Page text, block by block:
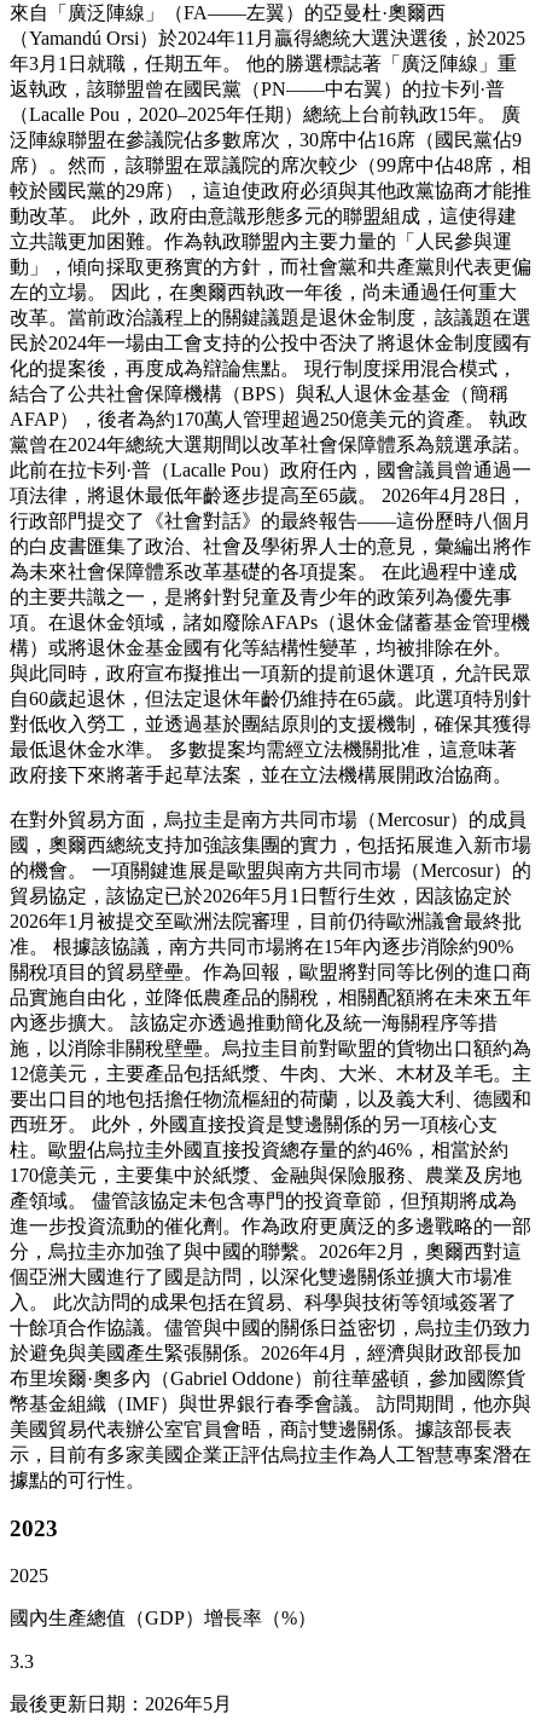
來自「廣泛陣線」（FA——左翼）的亞曼杜·奧爾西
（Yamandú Orsi）於2024年11月贏得總統大選決選後，於2025
年3月1日就職，任期五年。 他的勝選標誌著「廣泛陣線」重
返執政，該聯盟曾在國民黨（PN——中右翼）的拉卡列·普
（Lacalle Pou，2020–2025年任期）總統上台前執政15年。 廣
泛陣線聯盟在參議院佔多數席次，30席中佔16席（國民黨佔9
席）。然而，該聯盟在眾議院的席次較少（99席中佔48席，相
較於國民黨的29席），這迫使政府必須與其他政黨協商才能推
動改革。 此外，政府由意識形態多元的聯盟組成，這使得建
立共識更加困難。作為執政聯盟內主要力量的「人民參與運
動」，傾向採取更務實的方針，而社會黨和共產黨則代表更偏
左的立場。 因此，在奧爾西執政一年後，尚未通過任何重大
改革。當前政治議程上的關鍵議題是退休金制度，該議題在選
民於2024年一場由工會支持的公投中否決了將退休金制度國有
化的提案後，再度成為辯論焦點。 現行制度採用混合模式，
結合了公共社會保障機構（BPS）與私人退休金基金（簡稱
AFAP），後者為約170萬人管理超過250億美元的資產。 執政
黨曾在2024年總統大選期間以改革社會保障體系為競選承諾。
此前在拉卡列·普（Lacalle Pou）政府任內，國會議員曾通過一
項法律，將退休最低年齡逐步提高至65歲。 2026年4月28日，
行政部門提交了《社會對話》的最終報告——這份歷時八個月
的白皮書匯集了政治、社會及學術界人士的意見，彙編出將作
為未來社會保障體系改革基礎的各項提案。 在此過程中達成
的主要共識之一，是將針對兒童及青少年的政策列為優先事
項。在退休金領域，諸如廢除AFAPs（退休金儲蓄基金管理機
構）或將退休金基金國有化等結構性變革，均被排除在外。
與此同時，政府宣布擬推出一項新的提前退休選項，允許民眾
自60歲起退休，但法定退休年齡仍維持在65歲。此選項特別針
對低收入勞工，並透過基於團結原則的支援機制，確保其獲得
最低退休金水準。 多數提案均需經立法機關批准，這意味著
政府接下來將著手起草法案，並在立法機構展開政治協商。
在對外貿易方面，烏拉圭是南方共同市場（Mercosur）的成員
國，奧爾西總統支持加強該集團的實力，包括拓展進入新市場
的機會。 一項關鍵進展是歐盟與南方共同市場（Mercosur）的
貿易協定，該協定已於2026年5月1日暫行生效，因該協定於
2026年1月被提交至歐洲法院審理，目前仍待歐洲議會最終批
准。 根據該協議，南方共同市場將在15年內逐步消除約90%
關稅項目的貿易壁壘。作為回報，歐盟將對同等比例的進口商
品實施自由化，並降低農產品的關稅，相關配額將在未來五年
內逐步擴大。 該協定亦透過推動簡化及統一海關程序等措
施，以消除非關稅壁壘。烏拉圭目前對歐盟的貨物出口額約為
12億美元，主要產品包括紙漿、牛肉、大米、木材及羊毛。主
要出口目的地包括擔任物流樞紐的荷蘭，以及義大利、德國和
西班牙。 此外，外國直接投資是雙邊關係的另一項核心支
柱。歐盟佔烏拉圭外國直接投資總存量的約46%，相當於約
170億美元，主要集中於紙漿、金融與保險服務、農業及房地
產領域。 儘管該協定未包含專門的投資章節，但預期將成為
進一步投資流動的催化劑。作為政府更廣泛的多邊戰略的一部
分，烏拉圭亦加強了與中國的聯繫。2026年2月，奧爾西對這
個亞洲大國進行了國是訪問，以深化雙邊關係並擴大市場准
入。 此次訪問的成果包括在貿易、科學與技術等領域簽署了
十餘項合作協議。儘管與中國的關係日益密切，烏拉圭仍致力
於避免與美國產生緊張關係。2026年4月，經濟與財政部長加
布里埃爾·奧多內（Gabriel Oddone）前往華盛頓，參加國際貨
幣基金組織（IMF）與世界銀行春季會議。 訪問期間，他亦與
美國貿易代表辦公室官員會晤，商討雙邊關係。據該部長表
示，目前有多家美國企業正評估烏拉圭作為人工智慧專案潛在
據點的可行性。
2023
2025
國內生產總值（GDP）增長率（%）
3.3
最後更新日期：2026年5月